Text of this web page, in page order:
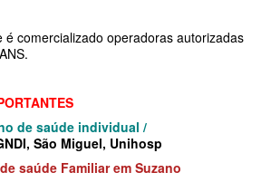
DE SAÚDE EMPRESARIAL
DE SAÚDE EMPRESARIAL
é comercializado operadoras autorizadas
de saúde individual /
São Miguel, Unihosp
saúde Familiarem Suzano